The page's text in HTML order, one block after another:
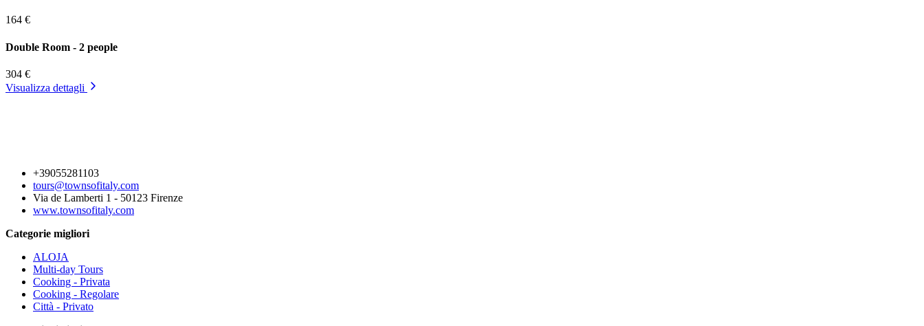
164 €
Double Room - 2 people
304 €
Visualizza dettagli
+39055281103
tours@townsofitaly.com
Via de Lamberti 1 - 50123 Firenze
www.townsofitaly.com
Categorie migliori
ALOJA
Multi-day Tours
Cooking - Privata
Cooking - Regolare
Città - Privato